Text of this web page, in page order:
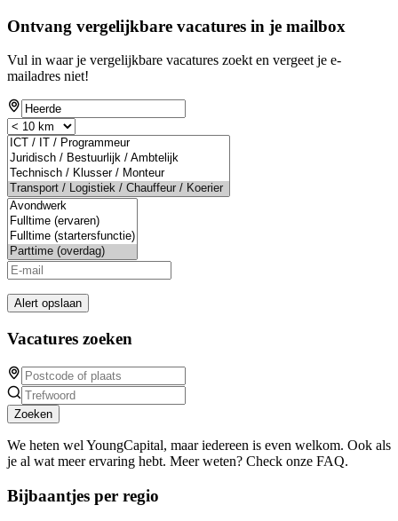
Ontvang vergelijkbare vacatures in je mailbox
Vul in waar je vergelijkbare vacatures zoekt en vergeet je e-
mailadres niet!
Alert opslaan
Vacatures zoeken
Zoeken
We heten wel YoungCapital, maar iedereen is even welkom. Ook als
je al wat meer ervaring hebt. Meer weten? Check onze FAQ.
Bijbaantjes per regio